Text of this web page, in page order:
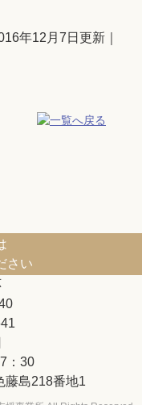
年12月7日更新｜
さい
：30
藤島218番地1